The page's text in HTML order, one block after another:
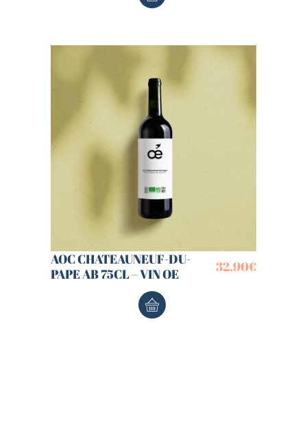
AOC CHATEAUNEUF-DU-
PAPE AB 75CL – VIN OE
32,90€